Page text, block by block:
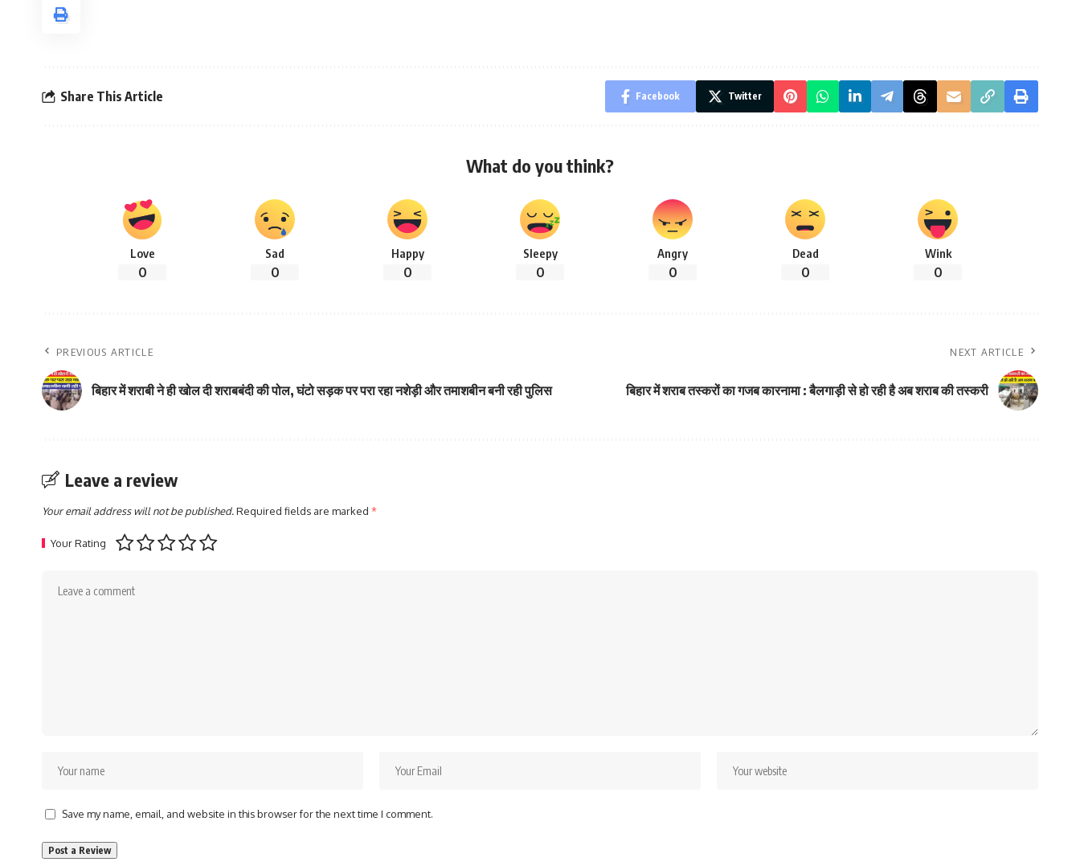
Share This Article Facebook Twitter
What do you think?
Love
0
Sad
0
Happy
0
Sleepy
0
Angry
0
Dead
0
Wink
0
PREVIOUS ARTICLE
बिहार में शराबी ने ही खोल दी शराबबंदी की पोल, घंटो सड़क पर परा रहा नशेड़ी और तमाशबीन बनी रही पुलिस
NEXT ARTICLE
बिहार में शराब तस्करों का गजब कारनामा : बैलगाड़ी से हो रही है अब शराब की तस्करी
Leave a review
Your email address will not be published.Required fields are marked *
Your Rating
Save my name, email, and website in this browser for the next time I comment.